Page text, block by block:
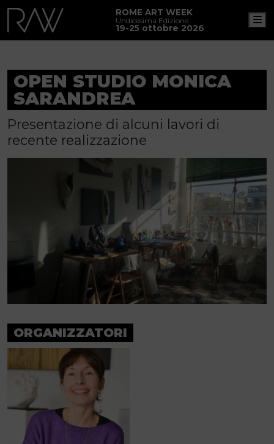
ROME ART WEEK
Undicesima Edizione
19-25 ottobre 2026
OPEN STUDIO MONICA
SARANDREA
Presentazione di alcuni lavori di
recente realizzazione
ORGANIZZATORI